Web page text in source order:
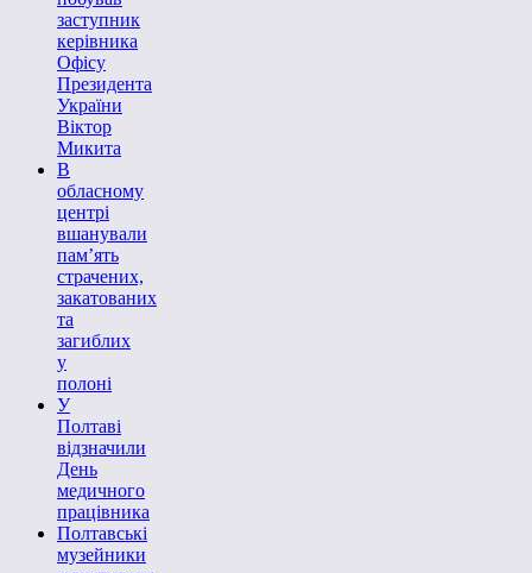
заступник
керівника
Офісу
Президента
України
Віктор
Микита
В
обласному
центрі
вшанували
пам’ять
страчених,
закатованих
та
загиблих
у
полоні
У
Полтаві
відзначили
День
медичного
працівника
Полтавські
музейники